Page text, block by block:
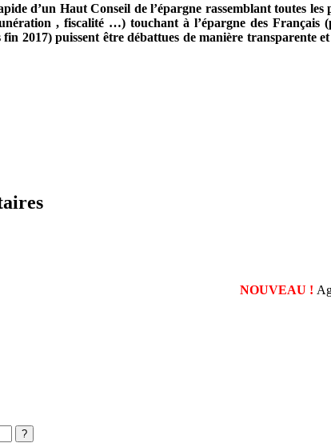
d’un Haut Conseil de l’épargne rassemblant toutes
, fiscalité …) touchant à l’épargne des Français
2017) puissent être débattues de manière transparente
NOUVEAU !
?